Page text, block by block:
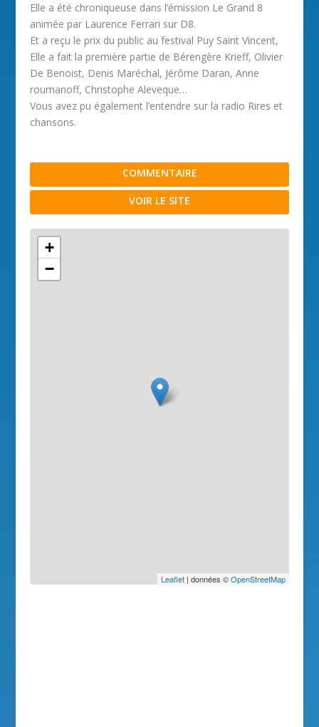
Elle a été chroniqueuse dans l’émission Le Grand 8
animée par Laurence Ferrari sur D8.
Et a reçu le prix du public au festival Puy Saint Vincent,
Elle a fait la première partie de Bérengère Krieff, Olivier
De Benoist, Denis Maréchal, Jérôme Daran, Anne
roumanoff, Christophe Aleveque…
Vous avez pu également l’entendre sur la radio Rires et
chansons.
COMMENTAIRE
VOIR LE SITE
+
−
Leaflet| données ©OpenStreetMap